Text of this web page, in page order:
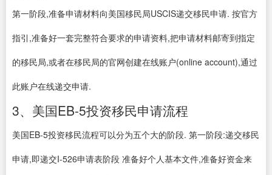
第一阶段,准备申请材料向美国移民局USCIS递交移民申请. 按官方
指引,准备好一套完整符合要求的申请资料,把申请材料邮寄到指定
的移民局,或者在移民局的官网创建在线账户(online account),通过
此账户在线递交申请.
3、美国EB-5投资移民申请流程
美国EB-5投资移民流程可以分为五个大的阶段. 第一阶段:递交移民
申请,即递交I-526申请表阶段 准备好个人基本文件,准备好资金来